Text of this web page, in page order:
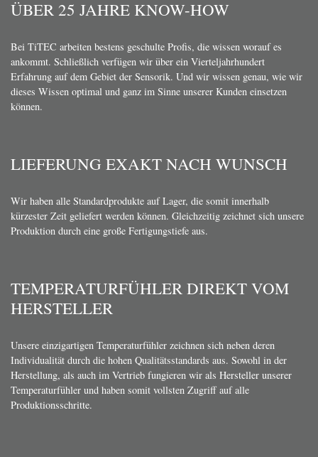
ÜBER 25 JAHRE KNOW-HOW
Bei TiTEC arbeiten bestens geschulte Profis, die wissen worauf es
ankommt. Schließlich verfügen wir über ein Vierteljahrhundert
Erfahrung auf dem Gebiet der Sensorik. Und wir wissen genau, wie wir
dieses Wissen optimal und ganz im Sinne unserer Kunden einsetzen
können.
LIEFERUNG EXAKT NACH WUNSCH
Wir haben alle Standardprodukte auf Lager, die somit innerhalb
kürzester Zeit geliefert werden können. Gleichzeitig zeichnet sich unsere
Produktion durch eine große Fertigungstiefe aus.
TEMPERATURFÜHLER DIREKT VOM
HERSTELLER
Unsere einzigartigen Temperaturfühler zeichnen sich neben deren
Individualität durch die hohen Qualitätsstandards aus. Sowohl in der
Herstellung, als auch im Vertrieb fungieren wir als Hersteller unserer
Temperaturfühler und haben somit vollsten Zugriff auf alle
Produktionsschritte.